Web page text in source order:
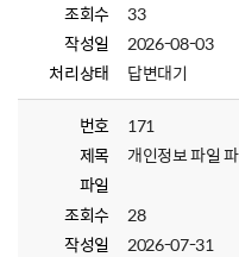
조회수
33
작성일
2026-08-03
처리상태
답변대기
번호
171
제목
개인정보 파일
파일
조회수
28
작성일
2026-07-31